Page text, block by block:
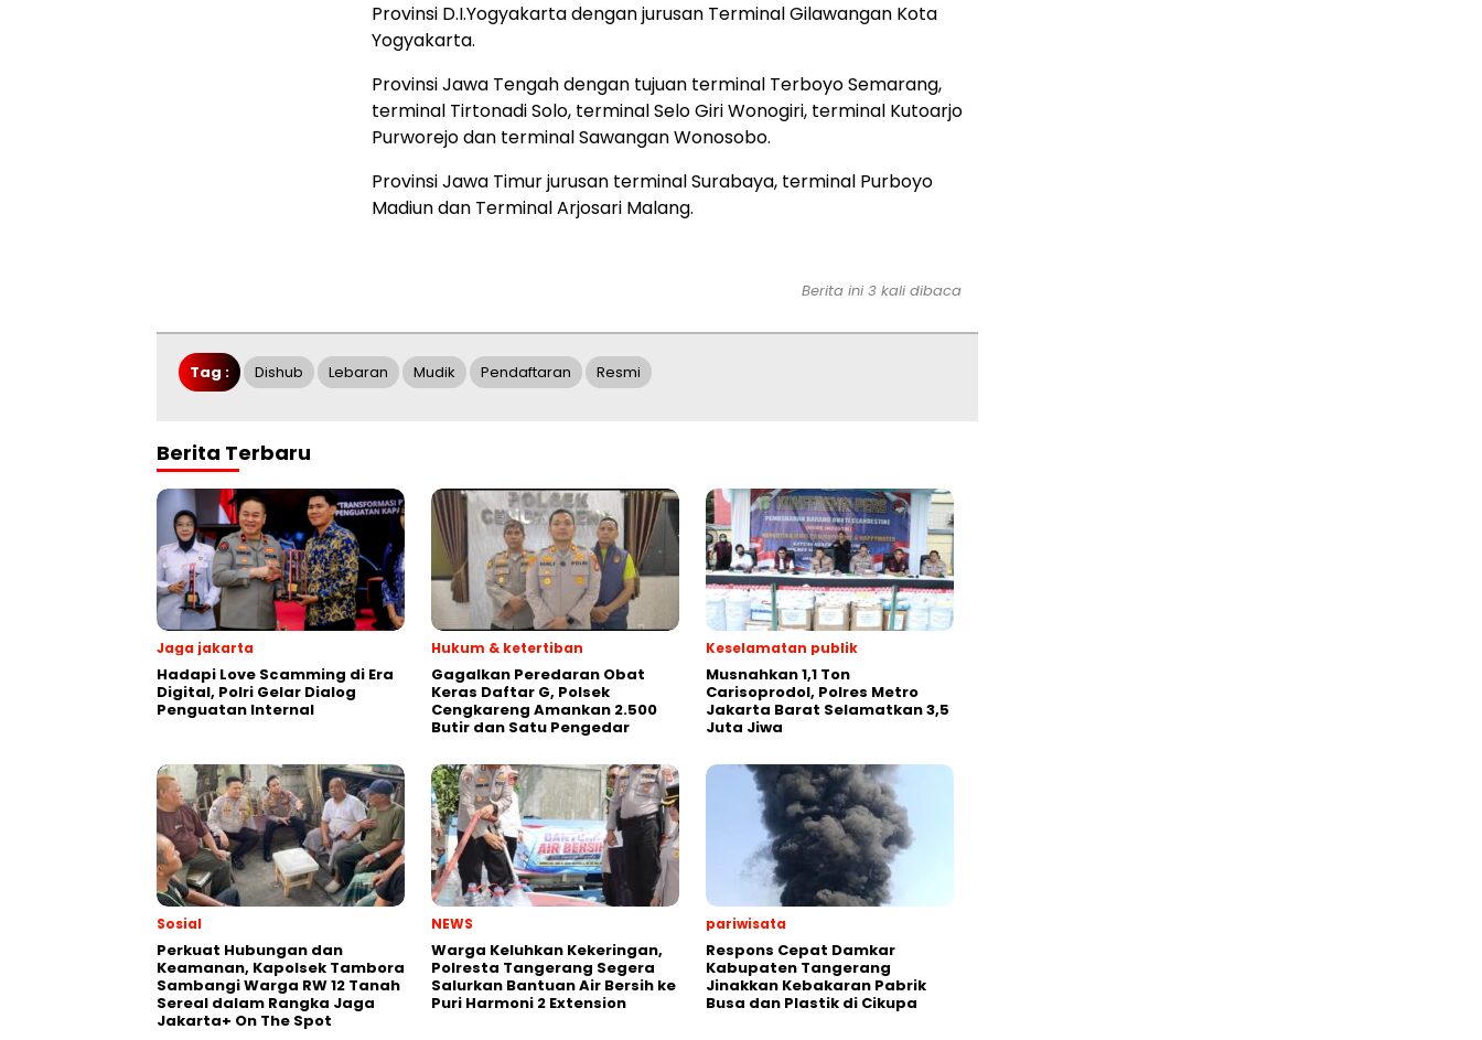
Provinsi D.I.Yogyakarta dengan jurusan Terminal Gilawangan Kota
Yogyakarta.
Provinsi Jawa Tengah dengan tujuan terminal Terboyo Semarang,
terminal Tirtonadi Solo, terminal Selo Giri Wonogiri, terminal Kutoarjo
Purworejo dan terminal Sawangan Wonosobo.
Provinsi Jawa Timur jurusan terminal Surabaya, terminal Purboyo
Madiun dan Terminal Arjosari Malang.
Berita ini 3 kali dibaca
Tag : Dishub Lebaran Mudik Pendaftaran Resmi
Berita Terbaru
Jaga jakarta
Hadapi Love Scamming di Era
Digital, Polri Gelar Dialog
Penguatan Internal
Hukum & ketertiban
Gagalkan Peredaran Obat
Keras Daftar G, Polsek
Cengkareng Amankan 2.500
Butir dan Satu Pengedar
Keselamatan publik
Musnahkan 1,1 Ton
Carisoprodol, Polres Metro
Jakarta Barat Selamatkan 3,5
Juta Jiwa
Sosial
Perkuat Hubungan dan
Keamanan, Kapolsek Tambora
Sambangi Warga RW 12 Tanah
Sereal dalam Rangka Jaga
Jakarta+ On The Spot
NEWS
Warga Keluhkan Kekeringan,
Polresta Tangerang Segera
Salurkan Bantuan Air Bersih ke
Puri Harmoni 2 Extension
pariwisata
Respons Cepat Damkar
Kabupaten Tangerang
Jinakkan Kebakaran Pabrik
Busa dan Plastik di Cikupa